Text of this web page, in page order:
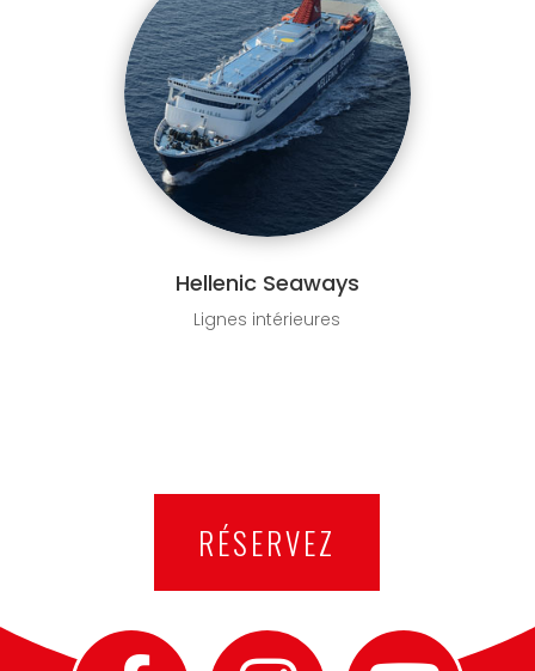
Hellenic Seaways
Lignes intérieures
RÉSERVEZ